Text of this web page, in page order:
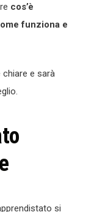
cos’è
funziona e
e sarà
si